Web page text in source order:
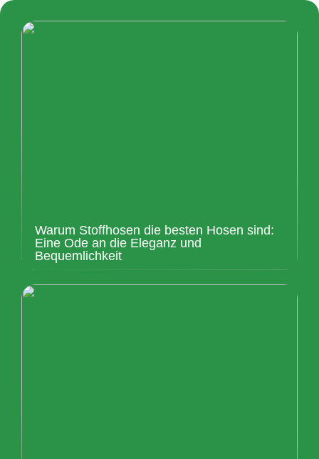
Warum Stoffhosen die besten Hosen sind:
Eine Ode an die Eleganz und
Bequemlichkeit